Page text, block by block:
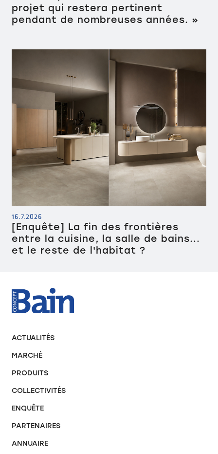
projet qui restera pertinent
pendant de nombreuses années. »
16.7.2026
[Enquête] La fin des frontières
entre la cuisine, la salle de bains...
et le reste de l'habitat ?
ACTUALITÉS
MARCHÉ
PRODUITS
COLLECTIVITÉS
ENQUÊTE
PARTENAIRES
ANNUAIRE